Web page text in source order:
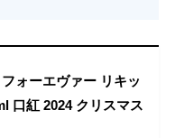
ォーエヴァー リキッ
口紅 2024 クリスマス